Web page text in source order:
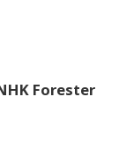
Forester